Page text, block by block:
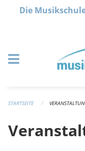
Navigation überspringen
Die
STARTSEITE